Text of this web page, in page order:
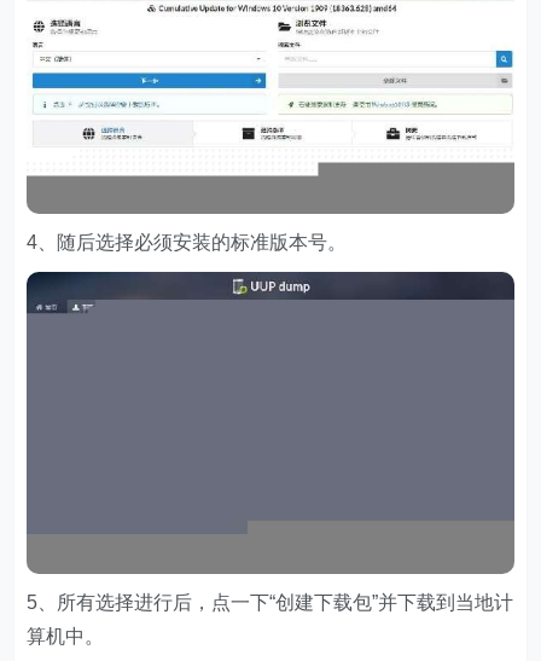
4、随后选择必须安装的标准版本号。
5、所有选择进行后，点一下“创建下载包”并下载到当地计
算机中。